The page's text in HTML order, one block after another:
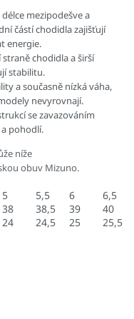
délce mezipodešve a
částí chodidla zajišťují
energie.
chodidla a širší
stabilitu.
a současně nízká váha,
nevyrovnají.
se zavazováním
pohodlí.
níže
obuv Mizuno.
5 5,5 6
6,5
38 38,5 39
40
24 24,5 25 25,5